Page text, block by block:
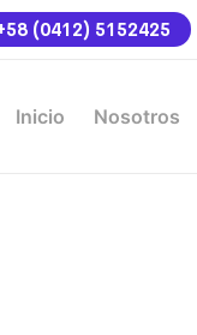
(0412) 5152425
Inicio Nosotros